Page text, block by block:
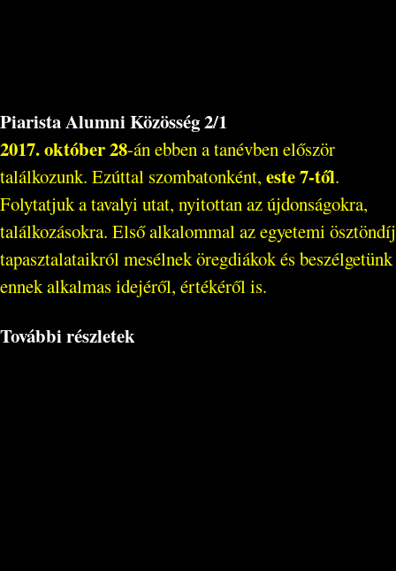
Piarista Alumni Közösség 2/1
2017. október 28-án ebben a tanévben először
találkozunk. Ezúttal szombatonként, este 7-től.
Folytatjuk a tavalyi utat, nyitottan az újdonságokra,
találkozásokra. Első alkalommal az egyetemi ösztöndíj
tapasztalataikról mesélnek öregdiákok és beszélgetünk
ennek alkalmas idejéről, értékéről is.
További részletek